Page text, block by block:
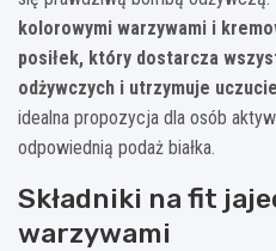
kolorowymi warzywami i
posiłek, który dostarcza
odżywczych i utrzymuje
idealna propozycja dla osób
odpowiednią podaż białka.
Składniki na fit
warzywami